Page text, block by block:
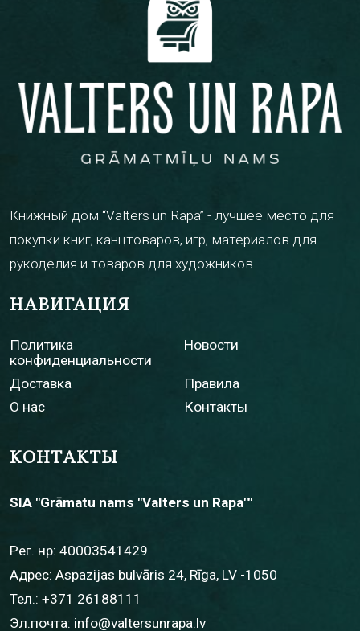
Книжный дом “Valters un Rapa” - лучшее место для
покупки книг, канцтоваров, игр, материалов для
рукоделия и товаров для художников.
НАВИГАЦИЯ
Политика
конфиденциальности
Новости
Доставка
Правила
О нас
Контакты
КОНТАКТЫ
SIA "Grāmatu nams "Valters un Rapa""
Рег. нр: 40003541429
Адрес: Aspazijas bulvāris 24, Rīga, LV -1050
Тел.: +371 26188111
Эл.почта: info@valtersunrapa.lv